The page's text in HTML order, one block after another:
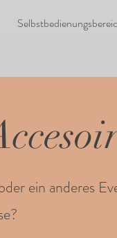
ein anderes